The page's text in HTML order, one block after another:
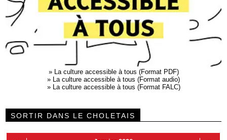
» La culture accessible à tous (Format PDF)
» La culture accessible à tous (Format audio)
» La culture accessible à tous (Format FALC)
SORTIR DANS LE CHOLETAIS